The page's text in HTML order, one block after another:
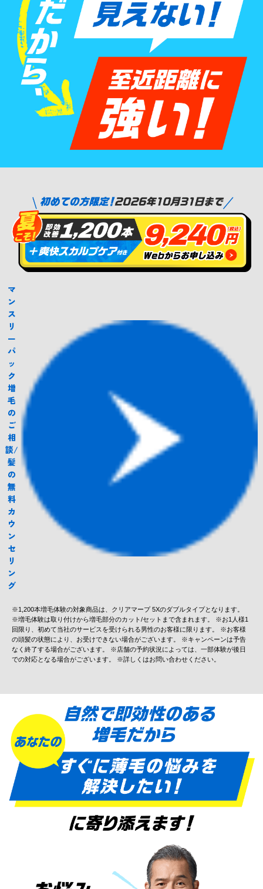
マ
ン
ス
リ
ー
パ
ッ
ク
増
毛
の
ご
相
談/
髪
の
無
料
カ
ウ
ン
セ
リ
ン
グ
※1,200本増毛体験の対象商品は、クリアマープ 5Xのダブルタイプとなります。
※増毛体験は取り付けから増毛部分のカット/セットまで含まれます。 ※お1人様1
回限り、初めて当社のサービスを受けられる男性のお客様に限ります。 ※お客様
の頭髪の状態により、お受けできない場合がございます。 ※キャンペーンは予告
なく終了する場合がございます。 ※店舗の予約状況によっては、一部体験が後日
での対応となる場合がございます。 ※詳しくはお問い合わせください。